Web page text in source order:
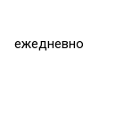
ежедневно